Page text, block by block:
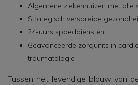
Algemene ziekenhuizen met alle
Strategisch verspreide
24-uurs spoeddiensten
Geavanceerde zorgunits in
traumatologie
Tussen het levendige blauw van